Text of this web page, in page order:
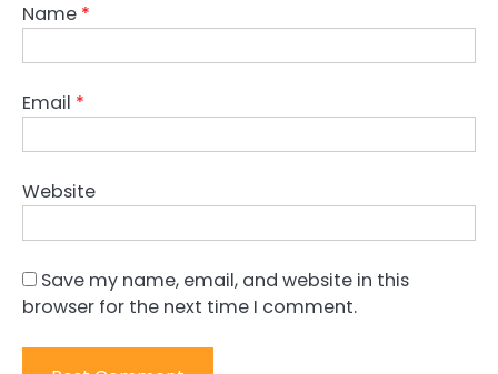
Name *
Email *
Website
Save my name, email, and website in this
browser for the next time I comment.